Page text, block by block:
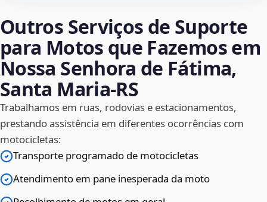
Outros Serviços de Suporte
para Motos que Fazemos em
Nossa Senhora de Fátima,
Santa Maria‑RS
Trabalhamos em ruas, rodovias e estacionamentos,
prestando assistência em diferentes ocorrências com
motocicletas:
Transporte programado de motocicletas
Atendimento em pane inesperada da moto